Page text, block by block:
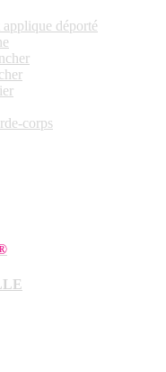
déporté
corps